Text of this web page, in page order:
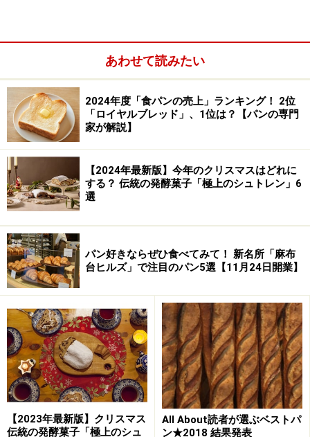
チクテベーカリーの店主、北村千里さんからメッセージ
をいただきました。
「今年も投票くださった皆さま、お店を支えてくれた沢
山の皆さまに感謝の思いです。
ありがとうございます。南大沢に引っ越して5年、多摩
境の店頭でひっそりと販売を始めて15年という節目の年
でしたが、パンやお店やこれからに向き合う年となりま
した。いろいろと削ってしまったメニューや夏の長期の
お休みでご迷惑やご心配をおかけしましたが、これから
も自分のペースで長くお客様や地域の方に寄り添ってい
けるようなお店を続けていけるようにと思っておりま
す。ありがとうございました！
年末は12月28日まで、年始は1月6日より営業です。
2019年もどうぞよろしくお願いいたします」
【関連記事・サイト】
チクテベーカリー【南大沢】
チクテベーカリー公式サイト
あわせて読みたい
2024年度「食パンの売上」ランキング！ 2位
「ロイヤルブレッド」、1位は？【パンの専門
家が解説】
【2024年最新版】今年のクリスマスはどれに
する？ 伝統の発酵菓子「極上のシュトレン」6
選
パン好きならぜひ食べてみて！ 新名所「麻布
台ヒルズ」で注目のパン5選【11月24日開業】
【2023年最新版】クリスマス
伝統の発酵菓子「極上のシュ
All About読者が選ぶベストパ
ン★2018 結果発表